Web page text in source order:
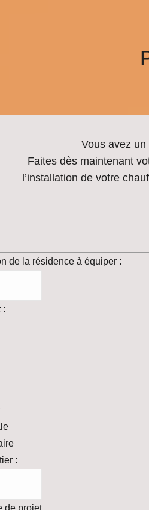
Vous avez
Faites dès maintenant
l’installation de votre
de la résidence à équiper :
:
:
de projet